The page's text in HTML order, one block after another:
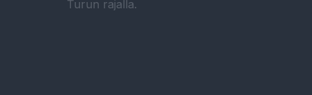
Turun rajalla.